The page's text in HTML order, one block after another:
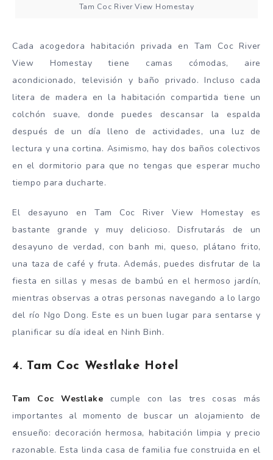
Tam Coc River View Homestay
Cada acogedora habitación privada en Tam Coc River
View Homestay tiene camas cómodas, aire
acondicionado, televisión y baño privado. Incluso cada
litera de madera en la habitación compartida tiene un
colchón suave, donde puedes descansar la espalda
después de un día lleno de actividades, una luz de
lectura y una cortina. Asimismo, hay dos baños colectivos
en el dormitorio para que no tengas que esperar mucho
tiempo para ducharte.
El desayuno en Tam Coc River View Homestay es
bastante grande y muy delicioso. Disfrutarás de un
desayuno de verdad, con banh mi, queso, plátano frito,
una taza de café y fruta. Además, puedes disfrutar de la
fiesta en sillas y mesas de bambú en el hermoso jardín,
mientras observas a otras personas navegando a lo largo
del río Ngo Dong. Este es un buen lugar para sentarse y
planificar su día ideal en Ninh Binh.
4. Tam Coc Westlake Hotel
Tam Coc Westlake cumple con las tres cosas más
importantes al momento de buscar un alojamiento de
ensueño: decoración hermosa, habitación limpia y precio
razonable. Esta linda casa de familia fue construida en el